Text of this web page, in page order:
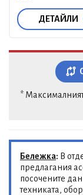
ДЕТАЙЛИ
*
Бележка: В
предлагания
посочените
техниката,